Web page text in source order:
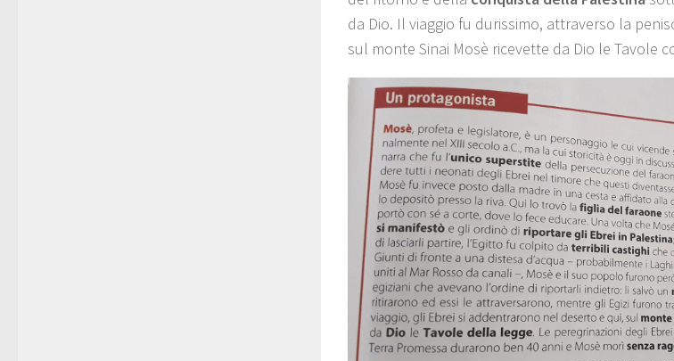
da Dio. Il viaggio fu durissimo, attraverso la
sul monte Sinai Mosè ricevette da Dio le Tavole